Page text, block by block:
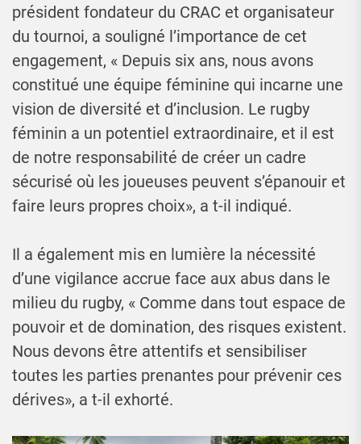
président fondateur du CRAC et organisateur
du tournoi, a souligné l’importance de cet
engagement, « Depuis six ans, nous avons
constitué une équipe féminine qui incarne une
vision de diversité et d’inclusion. Le rugby
féminin a un potentiel extraordinaire, et il est
de notre responsabilité de créer un cadre
sécurisé où les joueuses peuvent s’épanouir et
faire leurs propres choix», a t-il indiqué.
Il a également mis en lumière la nécessité
d’une vigilance accrue face aux abus dans le
milieu du rugby, « Comme dans tout espace de
pouvoir et de domination, des risques existent.
Nous devons être attentifs et sensibiliser
toutes les parties prenantes pour prévenir ces
dérives», a t-il exhorté.